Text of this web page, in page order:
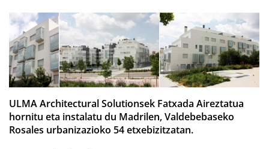
ULMA Architectural Solutionsek Fatxada Aireztatua
hornitu eta instalatu du Madrilen, Valdebebaseko
Rosales urbanizazioko 54 etxebizitzatan.